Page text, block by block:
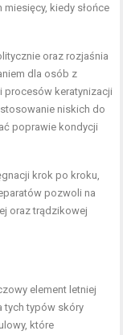
kiedy słońce
oraz rozjaśnia
dla osób z
procesów keratynizacji
niskich do
poprawie kondycji
krok po kroku,
pozwoli na
oraz trądzikowej
element letniej
tych typów skóry
które